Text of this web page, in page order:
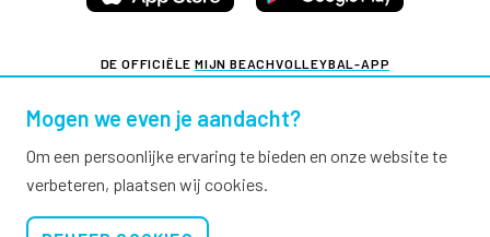
DE OFFICIËLE MIJN BEACHVOLLEYBAL-APP
Mogen we even je aandacht?
Om een persoonlijke ervaring te bieden en onze website te
verbeteren, plaatsen wij cookies.